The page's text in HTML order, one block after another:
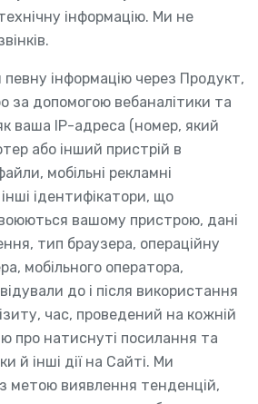
інформацію. Ми не
інформацію через Продукт,
за допомогою вебаналітики та
ваша IP-адреса (номер, який
або інший пристрій в
мобільні рекламні
ідентифікатори, що
вашому пристрою, дані
тип браузера, операційну
мобільного оператора,
до і після використання
час, проведений на кожній
про натиснуті посилання та
й інші дії на Сайті. Ми
з метою виявлення тенденцій,